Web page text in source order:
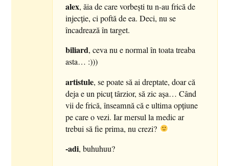
alex, ăia de care vorbeşti tu n-au frică de
injecţie, ci poftă de ea. Deci, nu se
încadrează în target.
biliard, ceva nu e normal în toata treaba
asta… :)))
artistule, se poate să ai dreptate, doar că
deja e un picuţ târzior, să zic aşa… Când
vii de frică, înseamnă că e ultima opţiune
pe care o vezi. Iar mersul la medic ar
trebui să fie prima, nu crezi?
-adi, buhuhuu?